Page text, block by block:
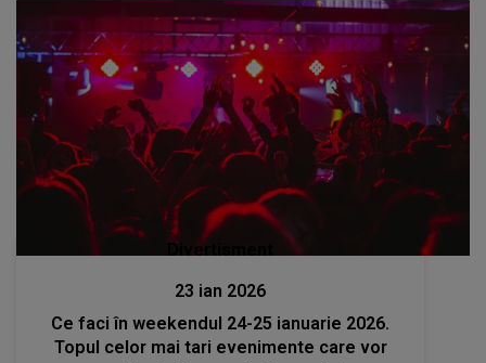
Divertisment
23 ian 2026
Ce faci în weekendul 24-25 ianuarie 2026.
Topul celor mai tari evenimente care vor